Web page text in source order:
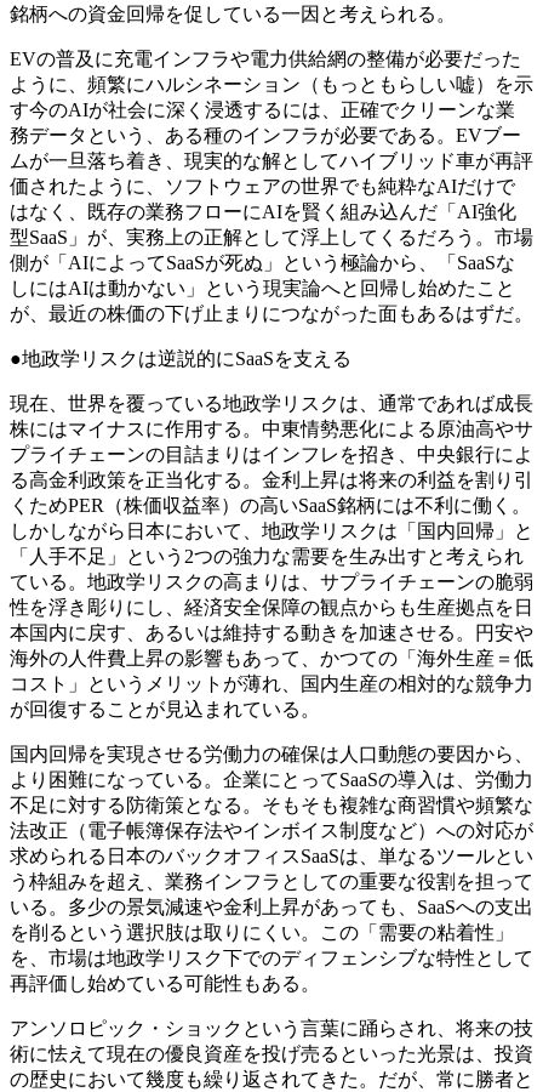
銘柄への資金回帰を促している一因と考えられる。
EVの普及に充電インフラや電力供給網の整備が必要だった
ように、頻繁にハルシネーション（もっともらしい嘘）を示
す今のAIが社会に深く浸透するには、正確でクリーンな業
務データという、ある種のインフラが必要である。EVブー
ムが一旦落ち着き、現実的な解としてハイブリッド車が再評
価されたように、ソフトウェアの世界でも純粋なAIだけで
はなく、既存の業務フローにAIを賢く組み込んだ「AI強化
型SaaS」が、実務上の正解として浮上してくるだろう。市場
側が「AIによってSaaSが死ぬ」という極論から、「SaaSな
しにはAIは動かない」という現実論へと回帰し始めたこと
が、最近の株価の下げ止まりにつながった面もあるはずだ。
●地政学リスクは逆説的にSaaSを支える
現在、世界を覆っている地政学リスクは、通常であれば成長
株にはマイナスに作用する。中東情勢悪化による原油高やサ
プライチェーンの目詰まりはインフレを招き、中央銀行によ
る高金利政策を正当化する。金利上昇は将来の利益を割り引
くためPER（株価収益率）の高いSaaS銘柄には不利に働く。
しかしながら日本において、地政学リスクは「国内回帰」と
「人手不足」という2つの強力な需要を生み出すと考えられ
ている。地政学リスクの高まりは、サプライチェーンの脆弱
性を浮き彫りにし、経済安全保障の観点からも生産拠点を日
本国内に戻す、あるいは維持する動きを加速させる。円安や
海外の人件費上昇の影響もあって、かつての「海外生産＝低
コスト」というメリットが薄れ、国内生産の相対的な競争力
が回復することが見込まれている。
国内回帰を実現させる労働力の確保は人口動態の要因から、
より困難になっている。企業にとってSaaSの導入は、労働力
不足に対する防衛策となる。そもそも複雑な商習慣や頻繁な
法改正（電子帳簿保存法やインボイス制度など）への対応が
求められる日本のバックオフィスSaaSは、単なるツールとい
う枠組みを超え、業務インフラとしての重要な役割を担って
いる。多少の景気減速や金利上昇があっても、SaaSへの支出
を削るという選択肢は取りにくい。この「需要の粘着性」
を、市場は地政学リスク下でのディフェンシブな特性として
再評価し始めている可能性もある。
アンソロピック・ショックという言葉に踊らされ、将来の技
術に怯えて現在の優良資産を投げ売るといった光景は、投資
の歴史において幾度も繰り返されてきた。だが、常に勝者と